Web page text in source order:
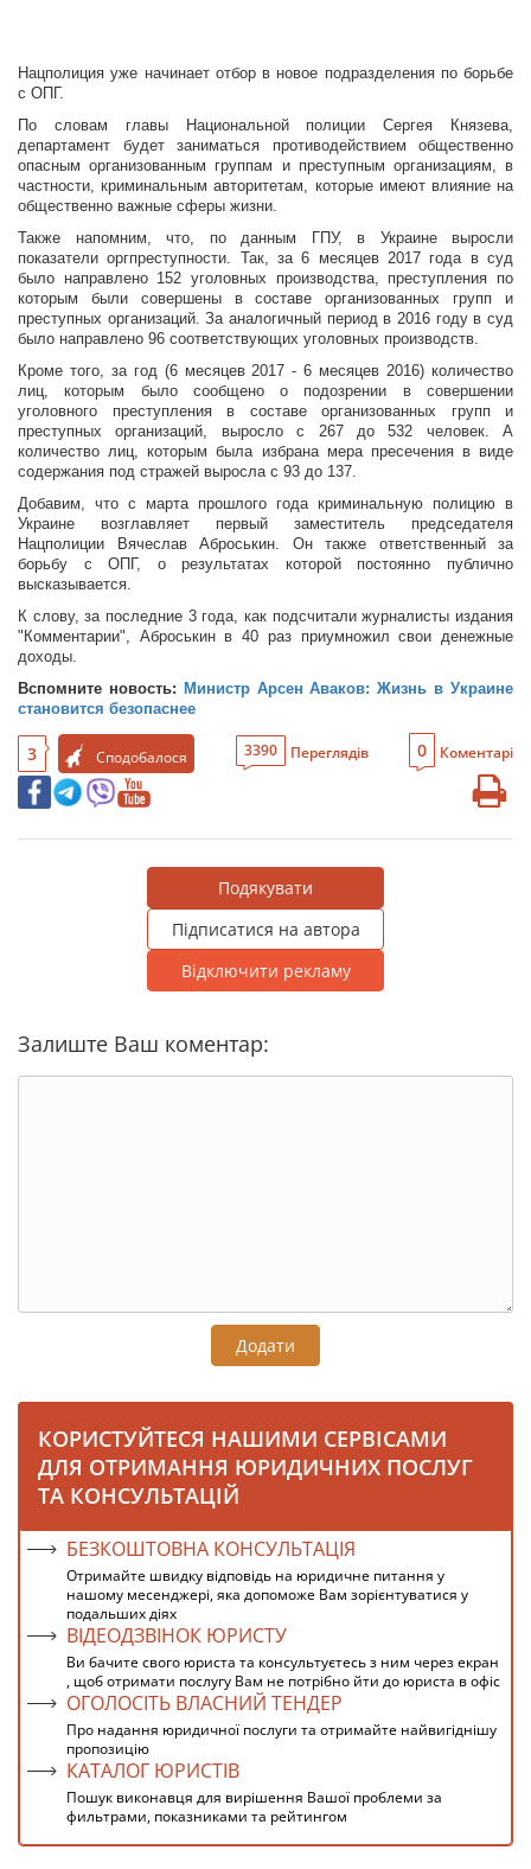
Нацполиция уже начинает отбор в новое подразделения по борьбе
с ОПГ.
По словам главы Национальной полиции Сергея Князева,
департамент будет заниматься противодействием общественно
опасным организованным группам и преступным организациям, в
частности, криминальным авторитетам, которые имеют влияние на
общественно важные сферы жизни.
Также напомним, что, по данным ГПУ, в Украине выросли
показатели оргпреступности. Так, за 6 месяцев 2017 года в суд
было направлено 152 уголовных производства, преступления по
которым были совершены в составе организованных групп и
преступных организаций. За аналогичный период в 2016 году в суд
было направлено 96 соответствующих уголовных производств.
Кроме того, за год (6 месяцев 2017 - 6 месяцев 2016) количество
лиц, которым было сообщено о подозрении в совершении
уголовного преступления в составе организованных групп и
преступных организаций, выросло с 267 до 532 человек. А
количество лиц, которым была избрана мера пресечения в виде
содержания под стражей выросла с 93 до 137.
Добавим, что с марта прошлого года криминальную полицию в
Украине возглавляет первый заместитель председателя
Нацполиции Вячеслав Аброськин. Он также ответственный за
борьбу с ОПГ, о результатах которой постоянно публично
высказывается.
К слову, за последние 3 года, как подсчитали журналисты издания
"Комментарии", Аброськин в 40 раз приумножил свои денежные
доходы.
Вспомните новость: Министр Арсен Аваков: Жизнь в Украине
становится безопаснее
3 Сподобалося 3390 Переглядів 0 Коментарі
Подякувати
Підписатися на автора
Відключити рекламу
Залиште Ваш коментар:
Додати
КОРИСТУЙТЕСЯ НАШИМИ СЕРВІСАМИ
ДЛЯ ОТРИМАННЯ ЮРИДИЧНИХ ПОСЛУГ
ТА КОНСУЛЬТАЦІЙ
БЕЗКОШТОВНА КОНСУЛЬТАЦІЯ
Отримайте швидку відповідь на юридичне питання у
нашому месенджері, яка допоможе Вам зорієнтуватися у
подальших діях
ВІДЕОДЗВІНОК ЮРИСТУ
Ви бачите свого юриста та консультуєтесь з ним через екран
, щоб отримати послугу Вам не потрібно йти до юриста в офіс
ОГОЛОСІТЬ ВЛАСНИЙ ТЕНДЕР
Про надання юридичної послуги та отримайте найвигіднішу
пропозицію
КАТАЛОГ ЮРИСТІВ
Пошук виконавця для вирішення Вашої проблеми за
фильтрами, показниками та рейтингом